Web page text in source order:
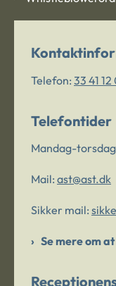
Telefon: 33 41
Telefontider
Mandag-
Mail: ast@ast.dk
Sikker mail:
Se mere om